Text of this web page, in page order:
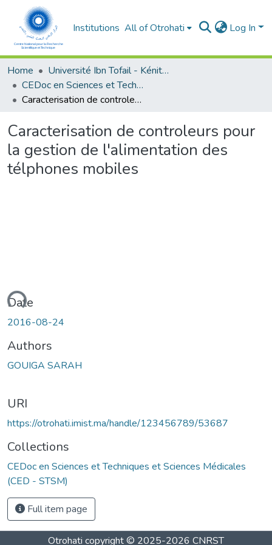
Institutions All of Otrohati Log In
Home
Université Ibn Tofail - Kénitra
CEDoc en Sciences et Techniques et Sciences Médicales (CED - STSM)
Caracterisation de controleurs pour la gestion de l'alimentation des télphones mobiles
Caracterisation de controleurs pour
la gestion de l'alimentation des
télphones mobiles
Date
2016-08-24
Authors
GOUIGA SARAH
URI
https://otrohati.imist.ma/handle/123456789/53687
Collections
CEDoc en Sciences et Techniques et Sciences Médicales
(CED - STSM)
Full item page
Otrohati copyright © 2025-2026 CNRST